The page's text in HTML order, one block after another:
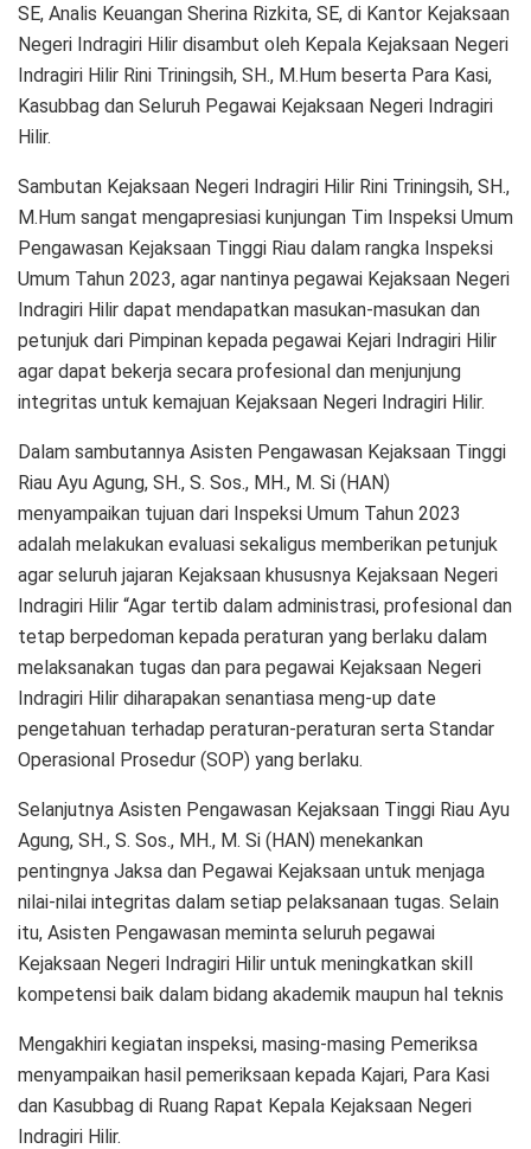
SE, Analis Keuangan Sherina Rizkita, SE, di Kantor Kejaksaan
Negeri Indragiri Hilir disambut oleh Kepala Kejaksaan Negeri
Indragiri Hilir Rini Triningsih, SH., M.Hum beserta Para Kasi,
Kasubbag dan Seluruh Pegawai Kejaksaan Negeri Indragiri
Hilir.
Sambutan Kejaksaan Negeri Indragiri Hilir Rini Triningsih, SH.,
M.Hum sangat mengapresiasi kunjungan Tim Inspeksi Umum
Pengawasan Kejaksaan Tinggi Riau dalam rangka Inspeksi
Umum Tahun 2023, agar nantinya pegawai Kejaksaan Negeri
Indragiri Hilir dapat mendapatkan masukan-masukan dan
petunjuk dari Pimpinan kepada pegawai Kejari Indragiri Hilir
agar dapat bekerja secara profesional dan menjunjung
integritas untuk kemajuan Kejaksaan Negeri Indragiri Hilir.
Dalam sambutannya Asisten Pengawasan Kejaksaan Tinggi
Riau Ayu Agung, SH., S. Sos., MH., M. Si (HAN)
menyampaikan tujuan dari Inspeksi Umum Tahun 2023
adalah melakukan evaluasi sekaligus memberikan petunjuk
agar seluruh jajaran Kejaksaan khususnya Kejaksaan Negeri
Indragiri Hilir “Agar tertib dalam administrasi, profesional dan
tetap berpedoman kepada peraturan yang berlaku dalam
melaksanakan tugas dan para pegawai Kejaksaan Negeri
Indragiri Hilir diharapakan senantiasa meng-up date
pengetahuan terhadap peraturan-peraturan serta Standar
Operasional Prosedur (SOP) yang berlaku.
Selanjutnya Asisten Pengawasan Kejaksaan Tinggi Riau Ayu
Agung, SH., S. Sos., MH., M. Si (HAN) menekankan
pentingnya Jaksa dan Pegawai Kejaksaan untuk menjaga
nilai-nilai integritas dalam setiap pelaksanaan tugas. Selain
itu, Asisten Pengawasan meminta seluruh pegawai
Kejaksaan Negeri Indragiri Hilir untuk meningkatkan skill
kompetensi baik dalam bidang akademik maupun hal teknis
Mengakhiri kegiatan inspeksi, masing-masing Pemeriksa
menyampaikan hasil pemeriksaan kepada Kajari, Para Kasi
dan Kasubbag di Ruang Rapat Kepala Kejaksaan Negeri
Indragiri Hilir.